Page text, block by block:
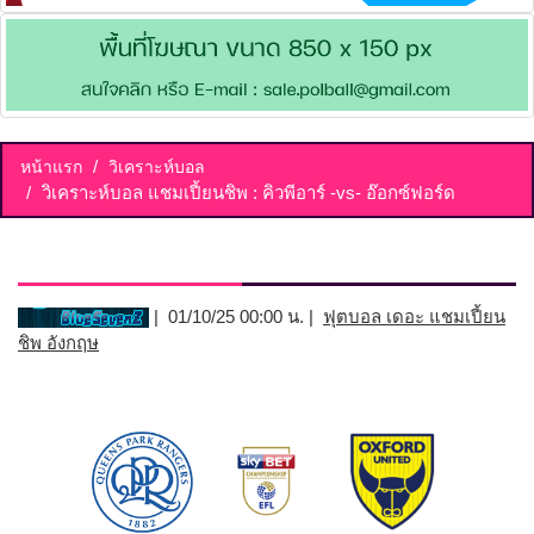
หน้าแรก วิเคราะห์บอล
วิเคราะห์บอล แชมเปี้ยนชิพ : คิวพีอาร์ -vs- อ๊อกซ์ฟอร์ด
| 01/10/25 00:00 น. | ฟุตบอล เดอะ แชมเปี้ยน
ชิพ อังกฤษ